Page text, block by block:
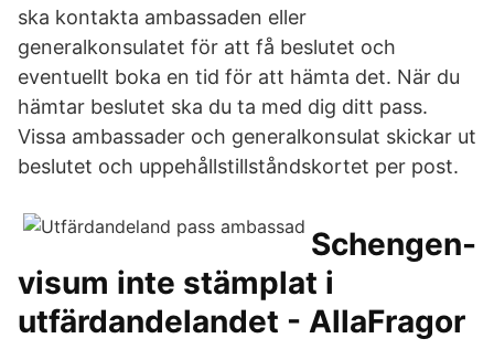
ska kontakta ambassaden eller
generalkonsulatet för att få beslutet och
eventuellt boka en tid för att hämta det. När du
hämtar beslutet ska du ta med dig ditt pass.
Vissa ambassader och generalkonsulat skickar ut
beslutet och uppehållstillståndskortet per post.
Schengen-
visum inte stämplat i
utfärdandelandet - AllaFragor